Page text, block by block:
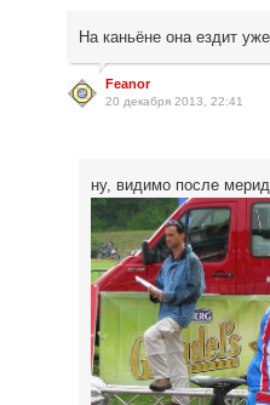
На каньёне она ездит
Feanor
20 декабря 2013, 22:41
ну, видимо после